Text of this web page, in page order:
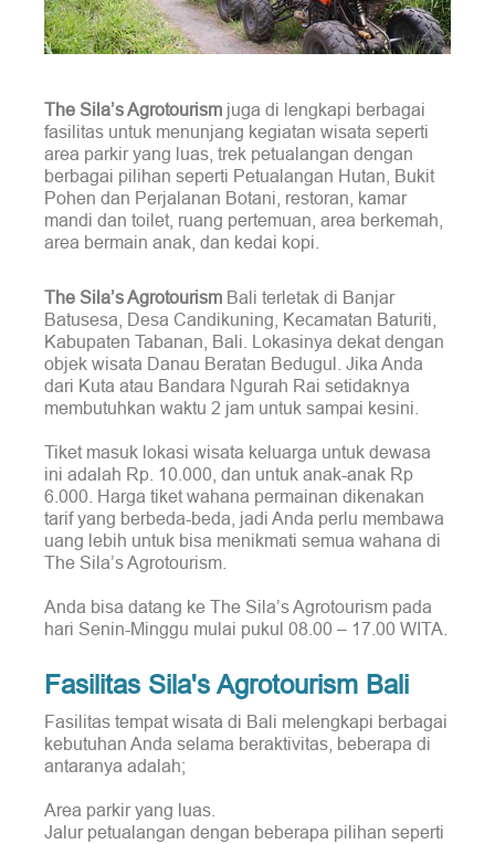
The Sila’s Agrotourism juga di lengkapi berbagai
fasilitas untuk menunjang kegiatan wisata seperti
area parkir yang luas, trek petualangan dengan
berbagai pilihan seperti Petualangan Hutan, Bukit
Pohen dan Perjalanan Botani, restoran, kamar
mandi dan toilet, ruang pertemuan, area berkemah,
area bermain anak, dan kedai kopi.
The Sila’s Agrotourism Bali terletak di Banjar
Batusesa, Desa Candikuning, Kecamatan Baturiti,
Kabupaten Tabanan, Bali. Lokasinya dekat dengan
objek wisata Danau Beratan Bedugul. Jika Anda
dari Kuta atau Bandara Ngurah Rai setidaknya
membutuhkan waktu 2 jam untuk sampai kesini.
Tiket masuk lokasi wisata keluarga untuk dewasa
ini adalah Rp. 10.000, dan untuk anak-anak Rp
6.000. Harga tiket wahana permainan dikenakan
tarif yang berbeda-beda, jadi Anda perlu membawa
uang lebih untuk bisa menikmati semua wahana di
The Sila’s Agrotourism.
Anda bisa datang ke The Sila’s Agrotourism pada
hari Senin-Minggu mulai pukul 08.00 – 17.00 WITA.
Fasilitas Sila's Agrotourism Bali
Fasilitas tempat wisata di Bali melengkapi berbagai
kebutuhan Anda selama beraktivitas, beberapa di
antaranya adalah;
Area parkir yang luas.
Jalur petualangan dengan beberapa pilihan seperti